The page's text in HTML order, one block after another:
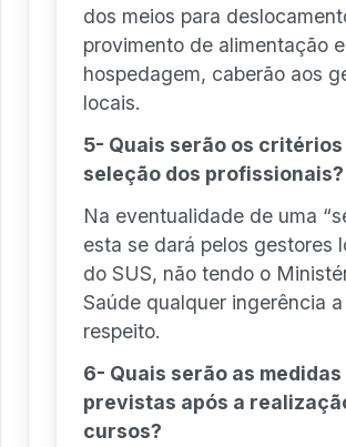
dos meios para
provimento de alimentação e
hospedagem, caberão aos
locais.
5- Quais serão os
seleção dos profissionais?
Na eventualidade de uma
esta se dará pelos gestores
do SUS, não tendo o
Saúde qualquer ingerência a
respeito.
6- Quais serão as medidas
previstas após a
cursos?